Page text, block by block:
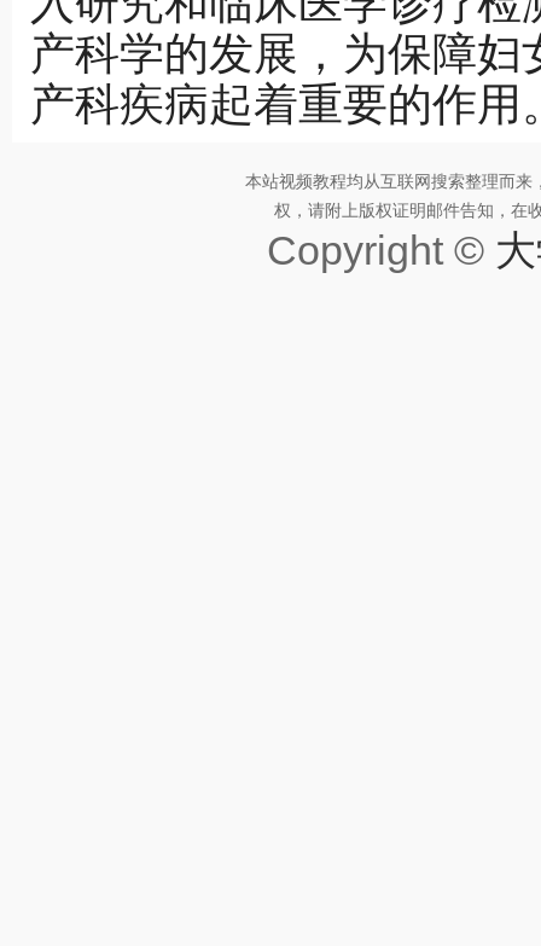
产科学的发展，为保障
产科疾病起着重要的作用
本站视频教程均从互联网搜索整理而
权，请附上版权证明邮件告知，在
Copyright ©